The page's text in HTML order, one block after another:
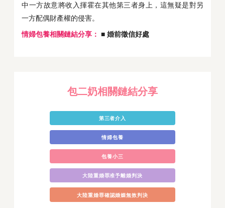
中一方故意將收入揮霍在其他第三者身上，這無疑是對另
一方配偶財產權的侵害。
情婦包養相關鏈結分享： ■ 婚前徵信好處
包二奶相關鏈結分享
第三者介入
情婦包養
包養小三
大陸重婚罪准予離婚判決
大陸重婚罪確認婚姻無效判決